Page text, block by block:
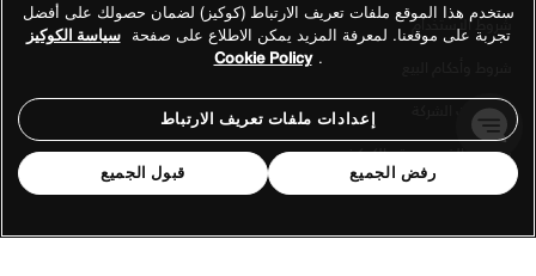
شروط الاستخدام
معلومات الشركة
سياسة الخصوصية والكوكيز
ستخدم هذا الموقع ملفات تعريف الارتباط (كوكيز) لضمان حصولك على أفضل
تجربة على موقعنا. لمعرفة المزيد يمكن الاطلاع على صفحة سياسة الكوكيز
.
Cookie Policy
إعدادات ملفات تعريف الارتباط
رفض الجميع قبول الجميع